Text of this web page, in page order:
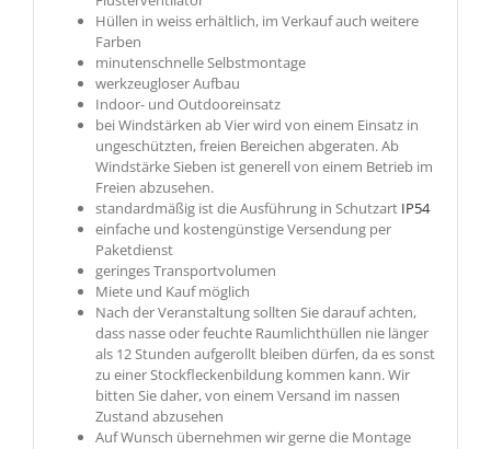
Hüllen in weiss erhältlich, im Verkauf auch weitere
Farben
minutenschnelle Selbstmontage
werkzeugloser Aufbau
Indoor- und Outdooreinsatz
bei Windstärken ab Vier wird von einem Einsatz in
ungeschützten, freien Bereichen abgeraten. Ab
Windstärke Sieben ist generell von einem Betrieb im
Freien abzusehen.
standardmäßig ist die Ausführung in Schutzart IP54
einfache und kostengünstige Versendung per
Paketdienst
geringes Transportvolumen
Miete und Kauf möglich
Nach der Veranstaltung sollten Sie darauf achten,
dass nasse oder feuchte Raumlichthüllen nie länger
als 12 Stunden aufgerollt bleiben dürfen, da es sonst
zu einer Stockfleckenbildung kommen kann. Wir
bitten Sie daher, von einem Versand im nassen
Zustand abzusehen
Auf Wunsch übernehmen wir gerne die Montage